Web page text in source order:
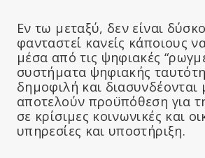
Εν τω μεταξύ, δεν είναι
φανταστεί κανείς κάποιους
μέσα από τις ψηφιακές
συστήματα ψηφιακής
δημοφιλή και
αποτελούν προϋπόθεση για
σε κρίσιμες κοινωνικές και
υπηρεσίες και υποστήριξη.